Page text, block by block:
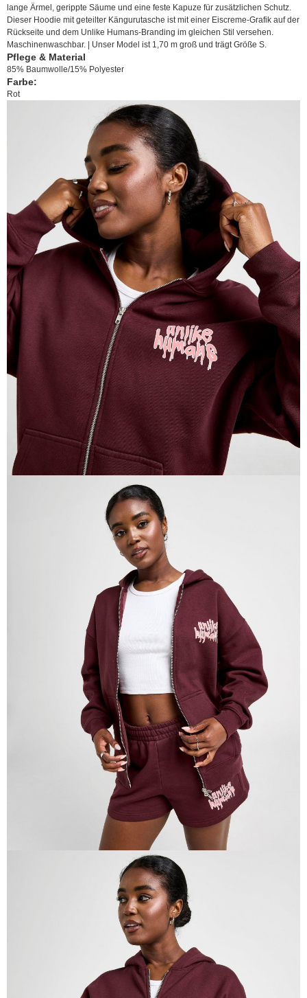
lange Ärmel, gerippte Säume und eine feste Kapuze für zusätzlichen Schutz.
Dieser Hoodie mit geteilter Kängurutasche ist mit einer Eiscreme-Grafik auf der
Rückseite und dem Unlike Humans-Branding im gleichen Stil versehen.
Maschinenwaschbar. | Unser Model ist 1,70 m groß und trägt Größe S.
Pflege & Material
85% Baumwolle/15% Polyester
Farbe:
Rot